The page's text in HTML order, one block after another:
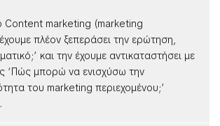
marketing (marketing
πλέον ξεπεράσει την ερώτηση,
και την έχουμε αντικαταστήσει με
‘Πώς μπορώ να ενισχύσω την
του marketing περιεχομένου;’